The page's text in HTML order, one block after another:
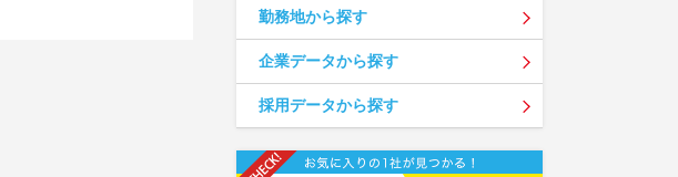
勤務地から探す
企業データから探す
採用データから探す